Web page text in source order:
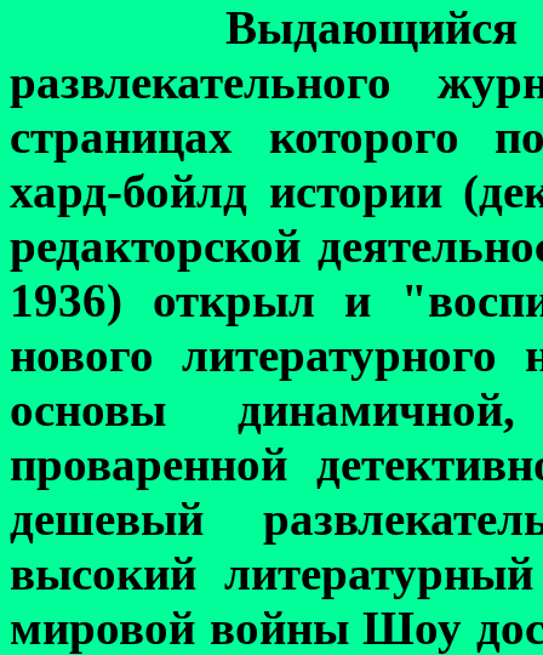
Выдающийся
развлекательного
страницах которого
хард-бойлд истории
редакторской
1936) открыл и
нового литературного
основы
проваренной
дешевый
высокий
мировой войны Шоу